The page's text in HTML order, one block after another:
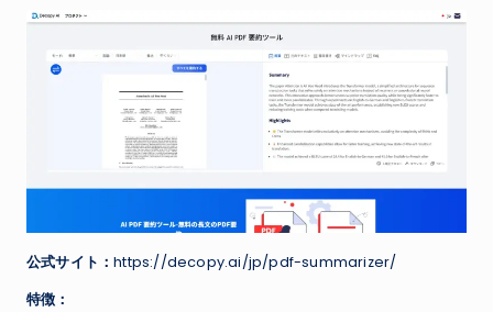
公式サイト：https://decopy.ai/jp/pdf-summarizer/
特徴：